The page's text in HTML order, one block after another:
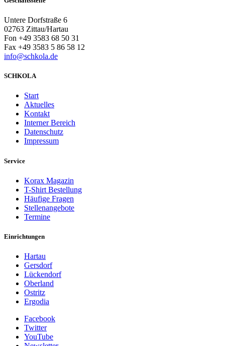
Untere Dorfstraße 6
02763 Zittau/Hartau
Fon +49 3583 68 50 31
Fax +49 3583 5 86 58 12
info@schkola.de
SCHKOLA
Start
Aktuelles
Kontakt
Interner Bereich
Datenschutz
Impressum
Service
Korax Magazin
T-Shirt Bestellung
Häufige Fragen
Stellenangebote
Termine
Einrichtungen
Hartau
Gersdorf
Lückendorf
Oberland
Ostritz
Ergodia
Facebook
Twitter
YouTube